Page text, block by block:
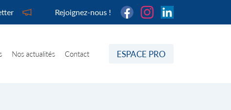
Rejoignez-nous !
Nos actualités Contact ESPACE PRO